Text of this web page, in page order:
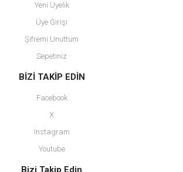
Yeni Üyelik
Üye Girişi
Şifremi Unuttum
Sepetiniz
BİZİ TAKİP EDİN
Facebook
X
Instagram
Youtube
Bizi Takip Edin